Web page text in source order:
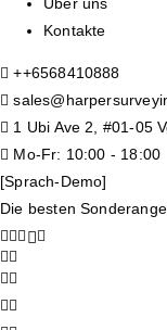
Kontakte
++6568410888
1 Ubi Ave 2, #01-05
Mo-Fr: 10:00 - 18:00
[Sprach-Demo]
Die besten